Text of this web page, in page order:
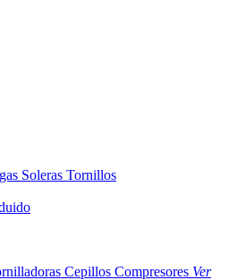
Soleras Tornillos
Cepillos Compresores Ver